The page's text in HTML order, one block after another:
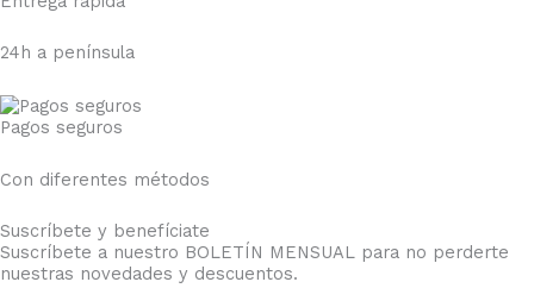
24h a península
Pagos seguros
Con diferentes métodos
Suscríbete y benefíciate
Suscríbete a nuestro BOLETÍN MENSUAL para no perderte
nuestras novedades y descuentos.